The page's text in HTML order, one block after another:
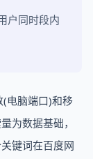
户同时段内
(电脑端口)和移
为数据基础，
键词在百度网